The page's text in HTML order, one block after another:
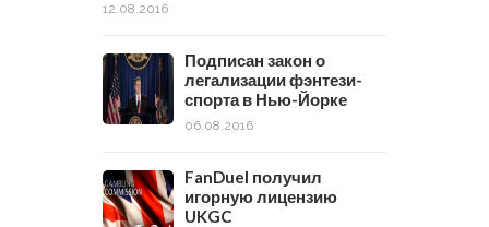
12.08.2016
Подписан закон о
легализации фэнтези-
спорта в Нью-Йорке
06.08.2016
FanDuel получил
игорную лицензию
UKGC